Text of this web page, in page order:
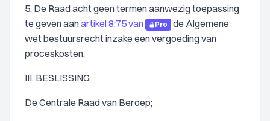
5. De Raad acht geen termen aanwezig toepassing
te geven aanartikel 8:75 van Pro
de Algemene
wet bestuursrecht inzake een vergoeding van
proceskosten.
III. BESLISSING
De Centrale Raad van Beroep;